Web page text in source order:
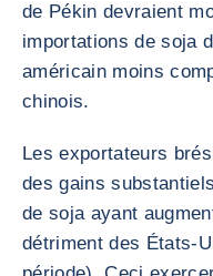
de Pékin devraient
importations de soja
américain moins
chinois.
Les exportateurs
des gains
de soja ayant
détriment des États-